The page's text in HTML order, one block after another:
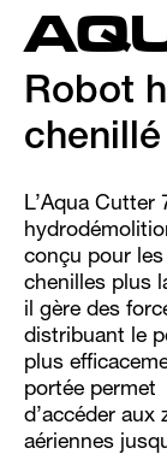
Robot
chenillé
L’Aqua Cutter
conçu pour
chenilles plus
il gère des
distribuant le
plus
portée permet
d’accéder aux
aériennes